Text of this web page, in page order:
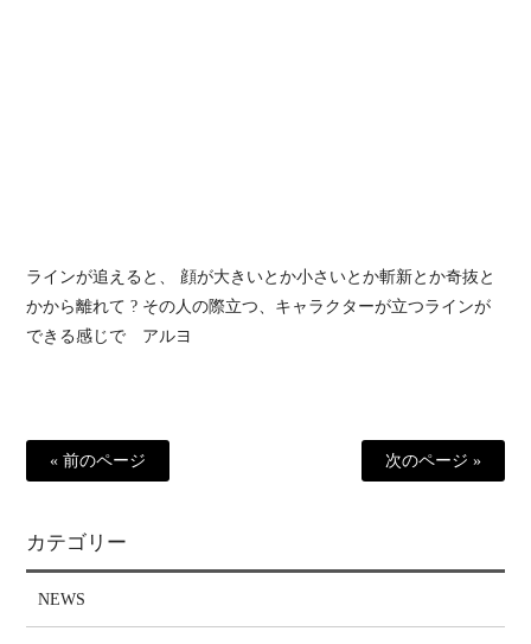
ラインが追えると、 顔が大きいとか小さいとか斬新とか奇抜と
かから離れて ? その人の際立つ、キャラクターが立つラインが
できる感じで アルヨ
« 前のページ 次のページ »
カテゴリー
NEWS